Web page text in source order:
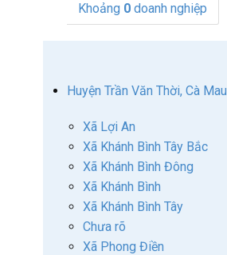
Khoảng 0 doanh nghiệp
Huyện Trần Văn Thời, Cà Mau
Xã Lợi An
Xã Khánh Bình Tây Bắc
Xã Khánh Bình Đông
Xã Khánh Bình
Xã Khánh Bình Tây
Chưa rõ
Xã Phong Điền